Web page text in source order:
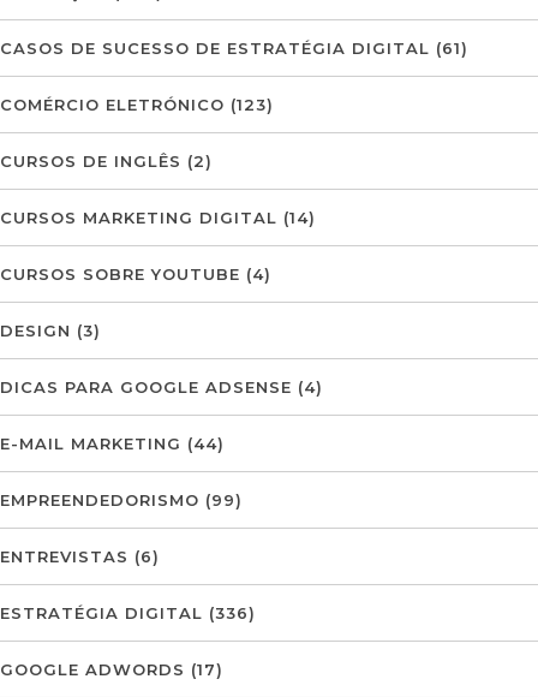
CASOS DE SUCESSO DE ESTRATÉGIA DIGITAL (61)
COMÉRCIO ELETRÓNICO (123)
CURSOS DE INGLÊS (2)
CURSOS MARKETING DIGITAL (14)
CURSOS SOBRE YOUTUBE (4)
DESIGN (3)
DICAS PARA GOOGLE ADSENSE (4)
E-MAIL MARKETING (44)
EMPREENDEDORISMO (99)
ENTREVISTAS (6)
ESTRATÉGIA DIGITAL (336)
GOOGLE ADWORDS (17)